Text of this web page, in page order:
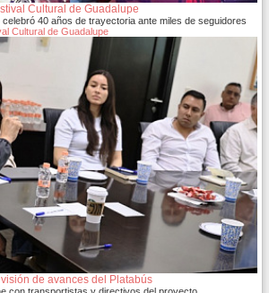
Cultural de Guadalupe
celebró 40 años de trayectoria ante miles de seguidores
Cultural de Guadalupe
de avances del Platabús